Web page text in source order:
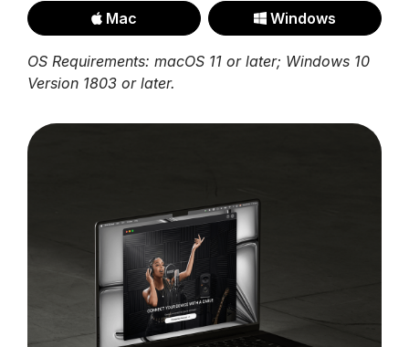
Mac Windows
OS Requirements: macOS 11 or later; Windows 10
Version 1803 or later.